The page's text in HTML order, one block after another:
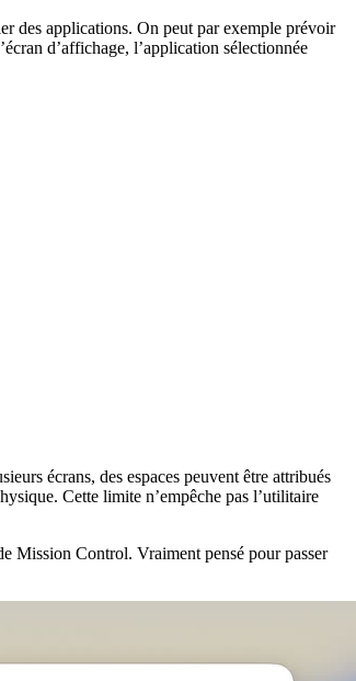
des applications. On peut par exemple prévoir
d’affichage, l’application sélectionnée
écrans, des espaces peuvent être attribués
Cette limite n’empêche pas l’utilitaire
Mission Control. Vraiment pensé pour passer